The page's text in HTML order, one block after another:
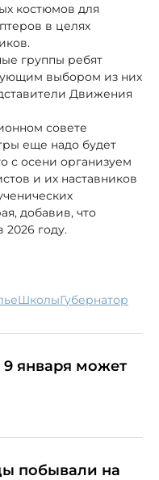
костюмов для
в целях
группы ребят
выбором из них
Движения
совете
еще надо будет
с осени организуем
и их наставников
добавив, что
2026 году.
школы губернатор
января может
побывали на